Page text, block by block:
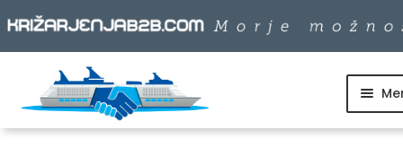
Skip
to
Skip
to
SKUPINSKI ODHODI